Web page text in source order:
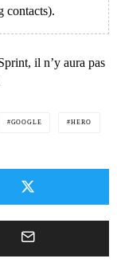
contacts).
il n’y aura pas
GOOGLE HERO